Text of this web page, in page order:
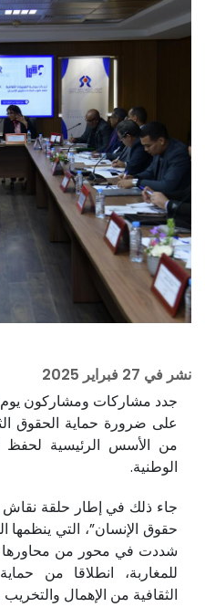
نشر في 27 فبراير 2025
على ضرورة حماية الحقوق
من الأسس الرئيسية لحفظ
الوطنية.
جاء ذلك في إطار حلقة
حقوق الإنسان”، التي
شددت في محور من محاورها
للمغاربة، انطلاقا من
الثقافية من الإهمال والتخريب